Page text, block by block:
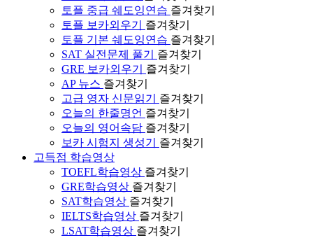
토플 중급 쉐도잉연습 즐겨찾기
토플 보카외우기
즐겨찾기
토플 기본 쉐도잉연습 즐겨찾기
SAT 실전문제 풀기
즐겨찾기
GRE 보카외우기
즐겨찾기
AP 뉴스 즐겨찾기
고급 영자 신문읽기
즐겨찾기
오늘의 한줄명언 즐겨찾기
오늘의 영어속담 즐겨찾기
보카 시험지 생성기
즐겨찾기
고득점 학습영상
TOEFL학습영상 즐겨찾기
GRE학습영상 즐겨찾기
SAT학습영상 즐겨찾기
IELTS학습영상 즐겨찾기
LSAT학습영상 즐겨찾기